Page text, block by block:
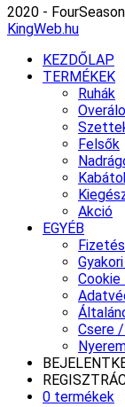
2020 -
KingWeb.hu
KEZDŐLAP
TERMÉKEK
Ruhák
Felsők
Akció
EGYÉB
Csere
0 termékek